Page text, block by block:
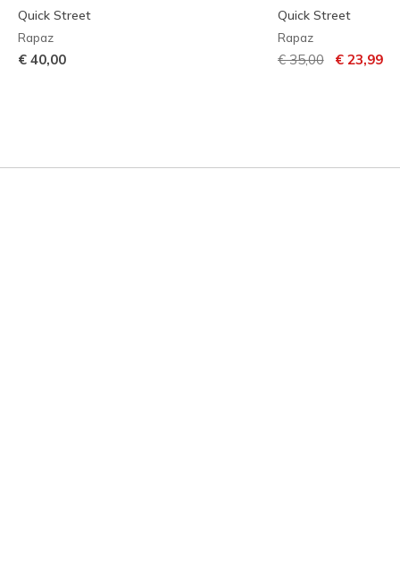
Quick Street
Rapaz
€ 40,00
Quick Street
Rapaz
Preço com
€ 35,00para
€ 23,99